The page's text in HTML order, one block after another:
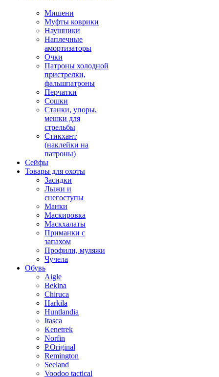
Мишени
Муфты коврики
Наушники
Наплечные
амортизаторы
Очки
Патроны холодной
пристрелки,
фальшпатроны
Перчатки
Сошки
Станки, упоры,
мешки для
стрельбы
Стикхант
(наклейки на
патроны)
Сейфы
Товары для охоты
Засидки
Лыжи и
снегоступы
Манки
Маскировка
Маскхалаты
Приманки с
запахом
Профили, муляжи
Чучела
Обувь
Aigle
Bekina
Chiruсa
Harkila
Huntlandia
Itasca
Kenetrek
Norfin
P.Original
Remington
Seeland
Voodoo tactical